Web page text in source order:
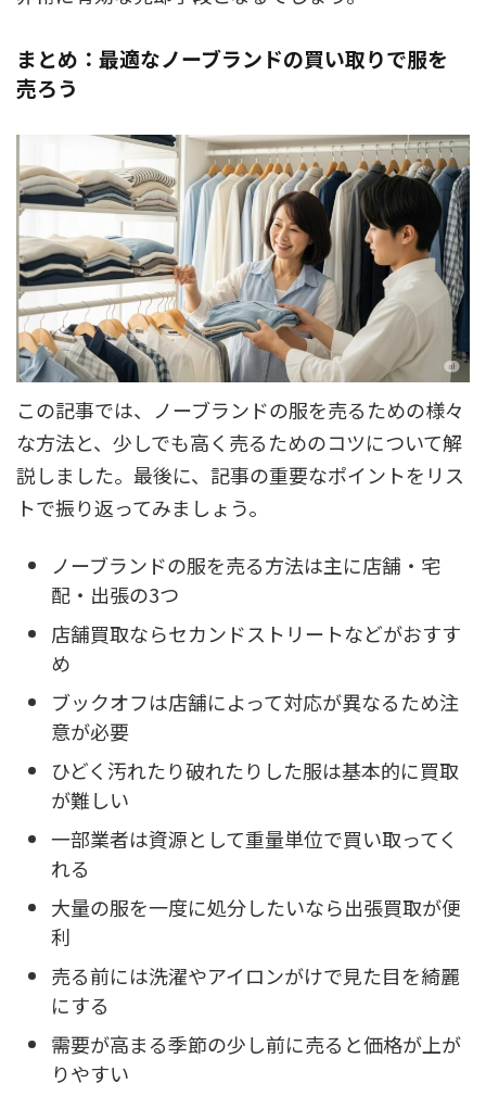
まとめ：最適なノーブランドの買い取りで服を
売ろう
この記事では、ノーブランドの服を売るための様々
な方法と、少しでも高く売るためのコツについて解
説しました。最後に、記事の重要なポイントをリス
トで振り返ってみましょう。
ノーブランドの服を売る方法は主に店舗・宅
配・出張の3つ
店舗買取ならセカンドストリートなどがおすす
め
ブックオフは店舗によって対応が異なるため注
意が必要
ひどく汚れたり破れたりした服は基本的に買取
が難しい
一部業者は資源として重量単位で買い取ってく
れる
大量の服を一度に処分したいなら出張買取が便
利
売る前には洗濯やアイロンがけで見た目を綺麗
にする
需要が高まる季節の少し前に売ると価格が上が
りやすい